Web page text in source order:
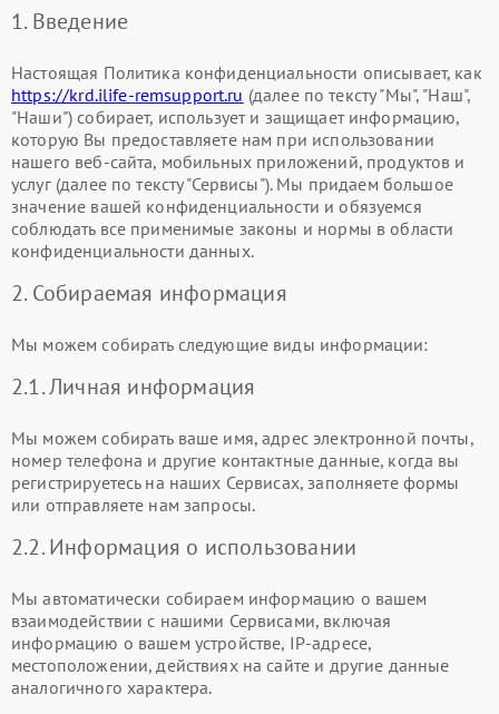
1. Введение
Настоящая Политика конфиденциальности описывает, как
https://krd.ilife-remsupport.ru (далее по тексту "Мы", "Наш",
"Наши") собирает, использует и защищает информацию,
которую Вы предоставляете нам при использовании
нашего веб-сайта, мобильных приложений, продуктов и
услуг (далее по тексту "Сервисы"). Мы придаем большое
значение вашей конфиденциальности и обязуемся
соблюдать все применимые законы и нормы в области
конфиденциальности данных.
2. Собираемая информация
Мы можем собирать следующие виды информации:
2.1. Личная информация
Мы можем собирать ваше имя, адрес электронной почты,
номер телефона и другие контактные данные, когда вы
регистрируетесь на наших Сервисах, заполняете формы
или отправляете нам запросы.
2.2. Информация о использовании
Мы автоматически собираем информацию о вашем
взаимодействии с нашими Сервисами, включая
информацию о вашем устройстве, IP-адресе,
местоположении, действиях на сайте и другие данные
аналогичного характера.